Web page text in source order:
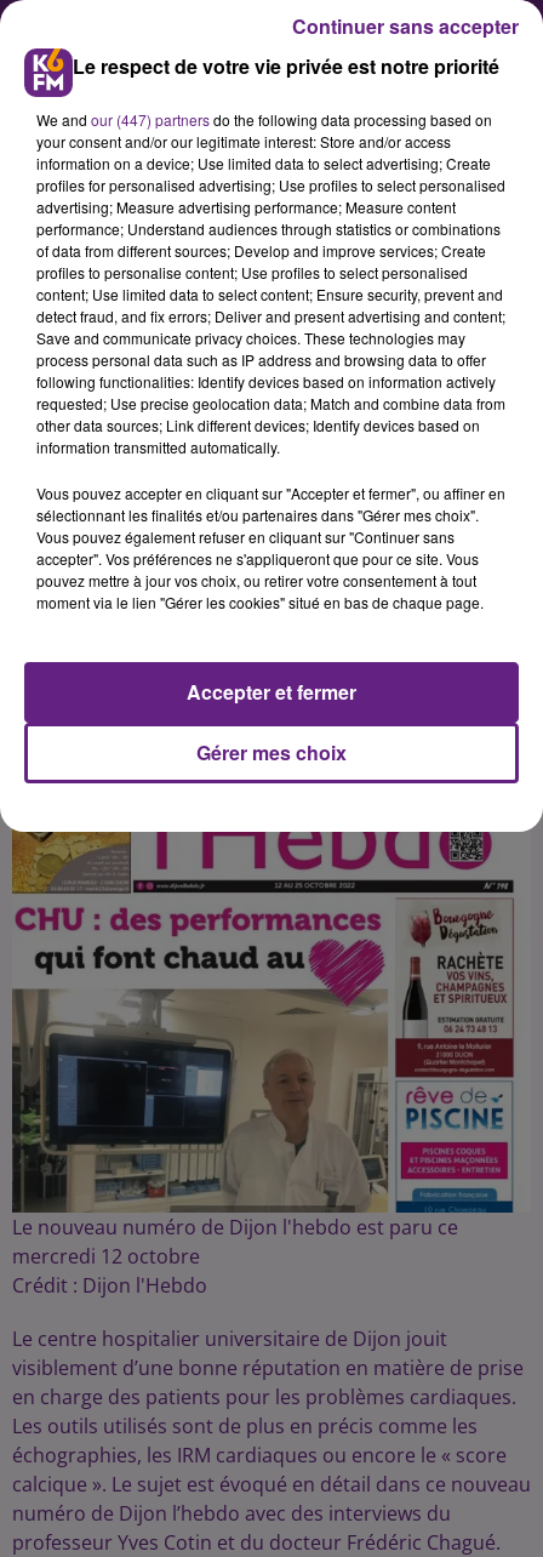
Zoom sur le service cardiologie
du CHU de Dijon
Dans son nouveau numéro paru ce
mercredi 12 octobre, la rédaction
du journal Dijon l’hebdo a publié un
dossier sur les activités du service
avons échangé à ce sujet avec
Xavier Grizot, journaliste chez Dijon
l’hebdo.
Le nouveau numéro de Dijon l'hebdo est paru ce
mercredi 12 octobre
Crédit : Dijon l'Hebdo
Le centre hospitalier universitaire de Dijon jouit
visiblement d’une bonne réputation en matière de prise
en charge des patients pour les problèmes cardiaques.
Les outils utilisés sont de plus en précis comme les
échographies, les IRM cardiaques ou encore le « score
calcique ». Le sujet est évoqué en détail dans ce nouveau
numéro de Dijon l’hebdo avec des interviews du
professeur Yves Cotin et du docteur Frédéric Chagué.
Le respect de votre vie privée est notre priorité
We and our (447) partnersdo the following data processing based on
your consent and/or our legitimate interest: Store and/or access
information on a device; Use limited data to select advertising; Create
profiles for personalised advertising; Use profiles to select personalised
advertising; Measure advertising performance; Measure content
performance; Understand audiences through statistics or combinations
of data from different sources; Develop and improve services; Create
profiles to personalise content; Use profiles to select personalised
content; Use limited data to select content; Ensure security, prevent and
detect fraud, and fix errors; Deliver and present advertising and content;
Save and communicate privacy choices. These technologies may
process personal data such as IP address and browsing data to offer
following functionalities: Identify devices based on information actively
requested; Use precise geolocation data; Match and combine data from
other data sources; Link different devices; Identify devices based on
information transmitted automatically.
Vous pouvez accepter en cliquant sur "Accepter et fermer", ou affiner en
sélectionnant les finalités et/ou partenaires dans "Gérer mes choix".
Vous pouvez également refuser en cliquant sur "Continuer sans
accepter". Vos préférences ne s'appliqueront que pour ce site. Vous
pouvez mettre à jour vos choix, ou retirer votre consentement à tout
moment via le lien "Gérer les cookies" situé en bas de chaque page.
Gérer mes choix
Accepter et fermer
Continuer sans accepter